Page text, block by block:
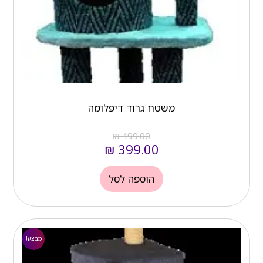
משטח גרוד דיפלומה
₪499.00
₪ 399.00
הוספה לסל
מבצע!
המחיר
המקורי
היה:
המחיר
הנוכחי
הוא: